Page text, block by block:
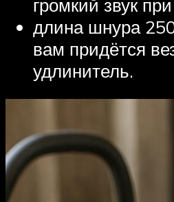
громкий звук
длина шнура
вам придётся
удлинитель.